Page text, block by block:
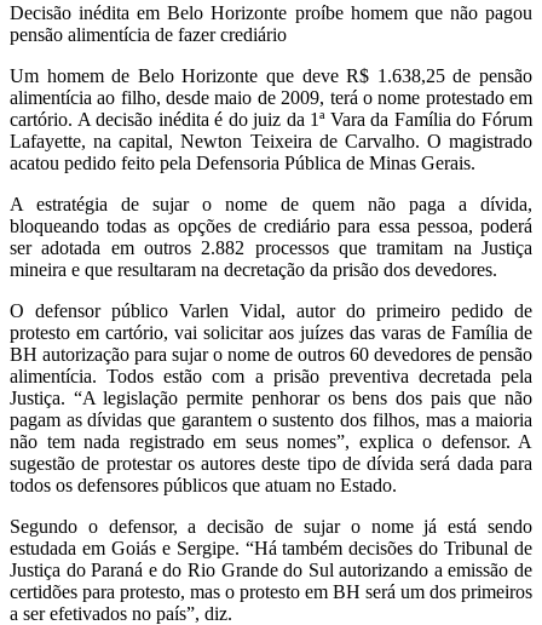
Decisão inédita em Belo Horizonte proíbe homem que não pagou
pensão alimentícia de fazer crediário
Um homem de Belo Horizonte que deve R$ 1.638,25 de pensão
alimentícia ao filho, desde maio de 2009, terá o nome protestado em
cartório. A decisão inédita é do juiz da 1ª Vara da Família do Fórum
Lafayette, na capital, Newton Teixeira de Carvalho. O magistrado
acatou pedido feito pela Defensoria Pública de Minas Gerais.
A estratégia de sujar o nome de quem não paga a dívida,
bloqueando todas as opções de crediário para essa pessoa, poderá
ser adotada em outros 2.882 processos que tramitam na Justiça
mineira e que resultaram na decretação da prisão dos devedores.
O defensor público Varlen Vidal, autor do primeiro pedido de
protesto em cartório, vai solicitar aos juízes das varas de Família de
BH autorização para sujar o nome de outros 60 devedores de pensão
alimentícia. Todos estão com a prisão preventiva decretada pela
Justiça. “A legislação permite penhorar os bens dos pais que não
pagam as dívidas que garantem o sustento dos filhos, mas a maioria
não tem nada registrado em seus nomes”, explica o defensor. A
sugestão de protestar os autores deste tipo de dívida será dada para
todos os defensores públicos que atuam no Estado.
Segundo o defensor, a decisão de sujar o nome já está sendo
estudada em Goiás e Sergipe. “Há também decisões do Tribunal de
Justiça do Paraná e do Rio Grande do Sul autorizando a emissão de
certidões para protesto, mas o protesto em BH será um dos primeiros
a ser efetivados no país”, diz.